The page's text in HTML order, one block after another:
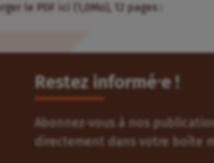
le PDF ici (1,0Mo), 12 pages :
Restez informé⸱e !
Abonnez-vous à nos
directement dans votre boîte